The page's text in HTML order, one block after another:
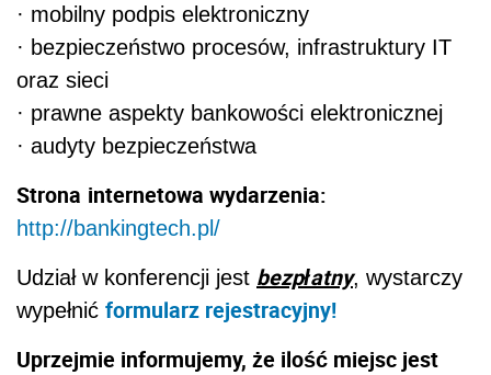
· mobilny podpis elektroniczny
· bezpieczeństwo procesów, infrastruktury IT
oraz sieci
· prawne aspekty bankowości elektronicznej
· audyty bezpieczeństwa
Strona internetowa wydarzenia:
http://bankingtech.pl/
Udział w konferencji jest bezpłatny, wystarczy
wypełnić formularz rejestracyjny!
Uprzejmie informujemy, że ilość miejsc jest